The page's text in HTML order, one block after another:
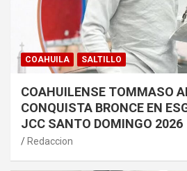
COAHUILA SALTILLO
COAHUILENSE TOMMASO
CONQUISTA BRONCE EN
JCC SANTO DOMINGO 2026
Redaccion